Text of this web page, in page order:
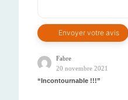
Fabre
20 novembre 2021
Incontournable !!!